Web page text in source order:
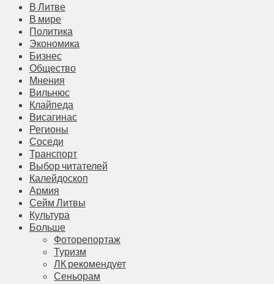
В Литве
В мире
Политика
Экономика
Бизнес
Общество
Мнения
Вильнюс
Клайпеда
Висагинас
Регионы
Соседи
Транспорт
Выбор читателей
Калейдоскоп
Армия
Сейм Литвы
Культура
Больше
Фоторепортаж
Туризм
ЛК рекомендует
Сеньорам